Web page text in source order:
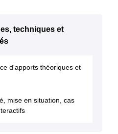
techniques et
d'apports théoriques et
mise en situation, cas